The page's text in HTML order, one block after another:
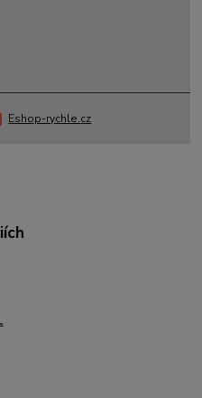
Eshop-rychle.cz